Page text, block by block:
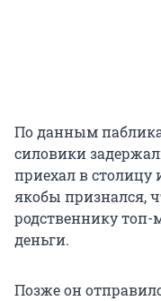
По данным
силовики
приехал в столицу
якобы признался,
родственнику топ-
деньги.
Позже он